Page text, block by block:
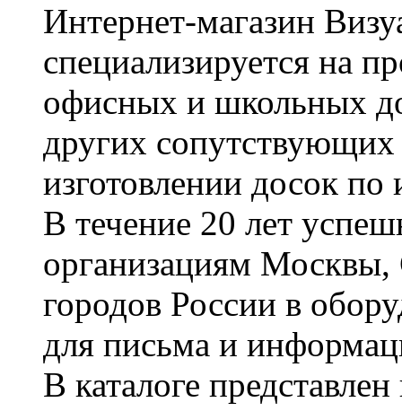
Интернет-магазин
специализируется на
офисных и школьных
других сопутствующих
изготовлении досок по
В течение 20 лет
организациям Москвы,
городов России в
для письма и
В каталоге